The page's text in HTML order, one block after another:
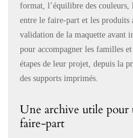
format, l’équilibre des
entre le faire-part et les produits
validation de la maquette avant
pour accompagner les familles
étapes de leur projet, depuis la
des supports imprimés.
Une archive utile pour
faire-part